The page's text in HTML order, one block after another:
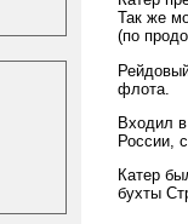
Так же
(по
флота.
Входил
России,
Катер
бухты